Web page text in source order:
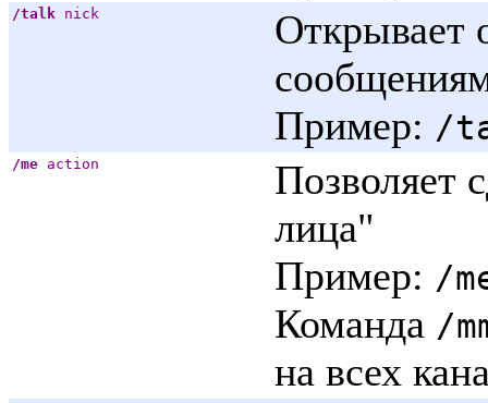
/talk nick
Открывает
Пример: /
/me action
Позволяет
лица"
Пример: /
Команда /
на всех